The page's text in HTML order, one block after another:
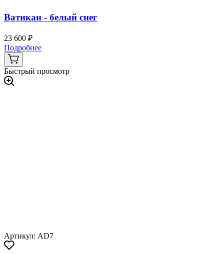
Ватикан - белый снег
23 600 ₽
Подробнее
Быстрый просмотр
Артикул: AD7